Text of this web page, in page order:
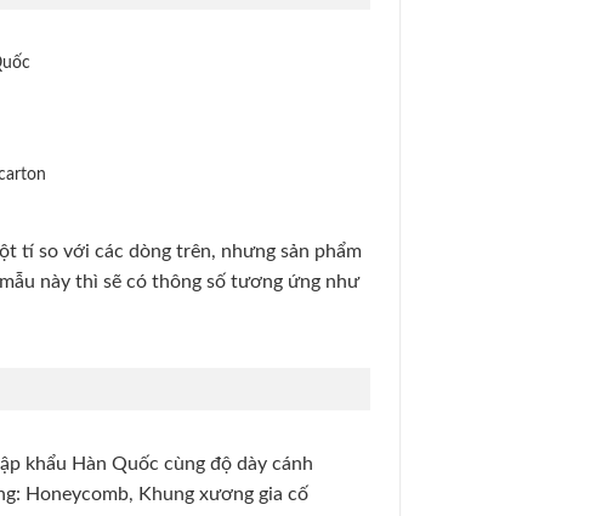
tí so với các dòng trên, nhưng sản phẩm
này thì sẽ có thông số tương ứng như
khẩu Hàn Quốc cùng độ dày cánh
Honeycomb, Khung xương gia cố